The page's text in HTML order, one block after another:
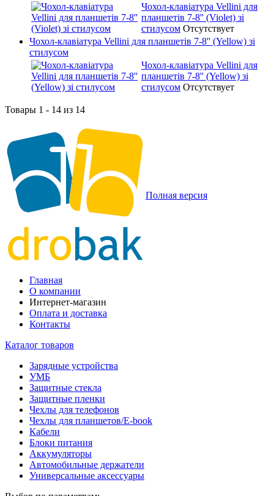
Чохол-клавіатура Vellini для
планшетів 7-8'' (Violet) зі
стилусом Отсутствует
Чохол-клавіатура Vellini для планшетів 7-8'' (Yellow) зі
стилусом
Чохол-клавіатура Vellini для
планшетів 7-8'' (Yellow) зі
стилусом Отсутствует
Товары 1 - 14 из 14
Полная версия
Главная
О компании
Интернет-магазин
Оплата и доставка
Контакты
Каталог товаров
Зарядные устройства
УМБ
Защитные стекла
Защитные пленки
Чехлы для телефонов
Чехлы для планшетов/E-book
Кабели
Блоки питания
Аккумуляторы
Автомобильные держатели
Универсальные аксессуары